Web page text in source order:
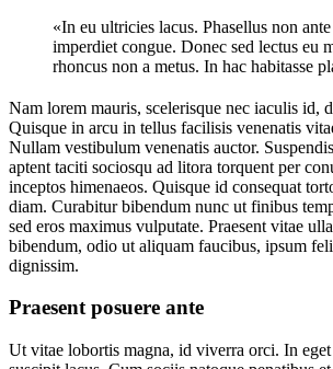
«In eu ultricies lacus. Phasellus non
imperdiet congue. Donec sed lectus eu
rhoncus non a metus. In hac habitasse
Nam lorem mauris, scelerisque nec iaculis id,
Quisque in arcu in tellus facilisis venenatis
Nullam vestibulum venenatis auctor.
aptent taciti sociosqu ad litora torquent per
inceptos himenaeos. Quisque id consequat
diam. Curabitur bibendum nunc ut finibus
sed eros maximus vulputate. Praesent vitae
bibendum, odio ut aliquam faucibus, ipsum
dignissim.
Praesent posuere ante
Ut vitae lobortis magna, id viverra orci. In